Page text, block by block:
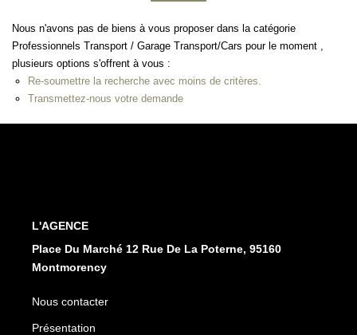
Notre Agence
Nos Engagements
Nos Avis Clients
Créer une alerte
Nous n'avons pas de biens à vous proposer dans la catégorie
Professionnels Transport / Garage Transport/Cars pour le moment ,
plusieurs options s'offrent à vous :
Re-soumettre la recherche avec moins de critères.
Transmettez-nous votre demande
L'AGENCE
Place Du Marché 12 Rue De La Poterne, 95160
Montmorency
Nous contacter
Présentation